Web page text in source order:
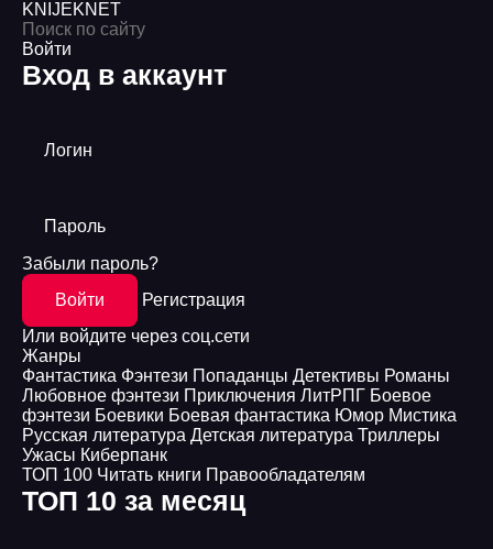
KNIJEKNET
Войти
Вход в аккаунт
Логин
Пароль
Забыли пароль?
Войти
Регистрация
Или войдите через соц.сети
Жанры
Фантастика Фэнтези Попаданцы Детективы Романы
Любовное фэнтези Приключения ЛитРПГ Боевое
фэнтези Боевики Боевая фантастика Юмор Мистика
Русская литература Детская литература Триллеры
Ужасы Киберпанк
ТОП 100 Читать книги Правообладателям
ТОП 10 за месяц